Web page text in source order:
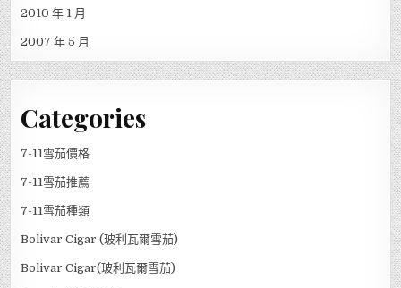
2010 年 1 月
2007 年 5 月
Categories
7-11雪茄價格
7-11雪茄推薦
7-11雪茄種類
Bolivar Cigar (玻利瓦爾雪茄)
Bolivar Cigar(玻利瓦爾雪茄)